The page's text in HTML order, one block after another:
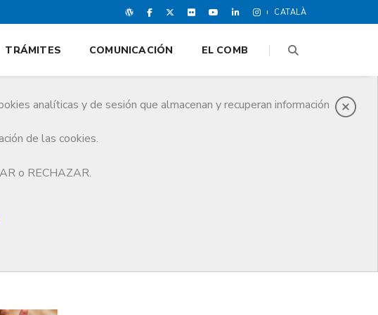
CATALÀ
analíticas y de sesión que almacenan y recuperan información
de las cookies.
o RECHAZAR.
TRÁMITES COMUNICACIÓN EL COMB